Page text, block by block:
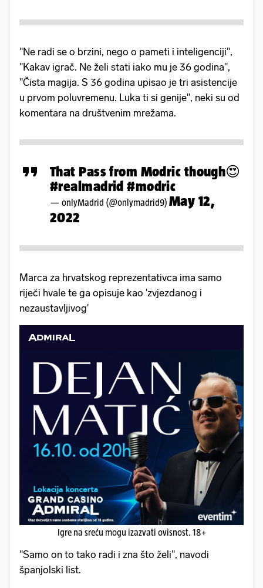
"Ne radi se o brzini, nego o pameti i inteligenciji",
"Kakav igrač. Ne želi stati iako mu je 36 godina",
"Čista magija. S 36 godina upisao je tri asistencije
u prvom poluvremenu. Luka ti si genije", neki su od
komentara na društvenim mrežama.
That Pass from Modric though😍
#realmadrid #modric
— onlyMadrid (@onlymadrid9) May 12,
2022
Marca za hrvatskog reprezentativca ima samo
riječi hvale te ga opisuje kao 'zvjezdanog i
nezaustavljivog'
Igre na sreću mogu izazvati ovisnost. 18+
"Samo on to tako radi i zna što želi", navodi
španjolski list.